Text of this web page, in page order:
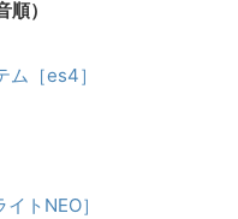
）
［es4］
トNEO］